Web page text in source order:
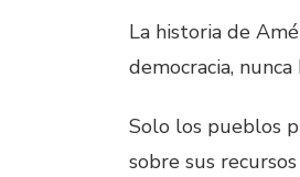
La historia de
democracia,
Solo los pueblos
sobre sus